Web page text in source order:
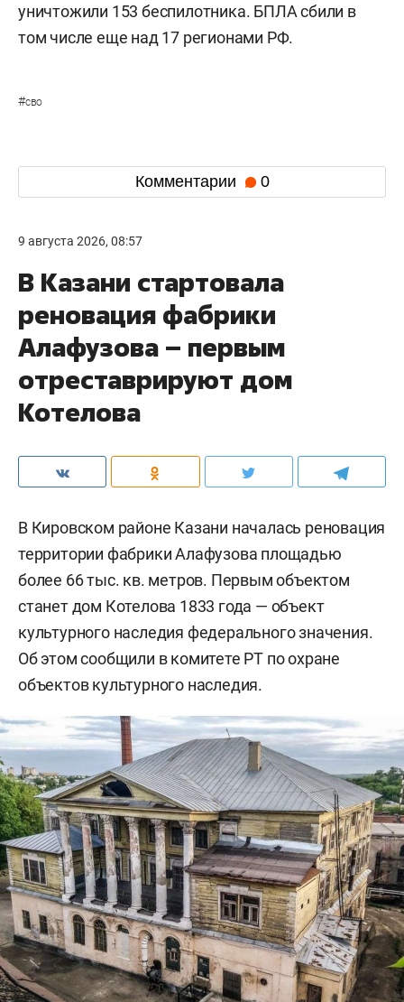
уничтожили 153 беспилотника. БПЛА сбили в
том числе еще над 17 регионами РФ.
#сво
Комментарии 0
9 августа 2026, 08:57
В Казани стартовала
реновация фабрики
Алафузова – первым
отреставрируют дом
Котелова
В Кировском районе Казани началась реновация
территории фабрики Алафузова площадью
более 66 тыс. кв. метров. Первым объектом
станет дом Котелова 1833 года — объект
культурного наследия федерального значения.
Об этом сообщили в комитете РТ по охране
объектов культурного наследия.